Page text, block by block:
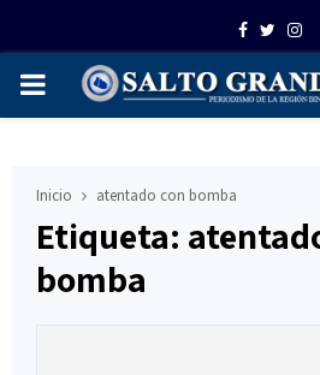
Facebook
Twitter
PRIMARY
Inicio atentado con bomba
Etiqueta:
bomba